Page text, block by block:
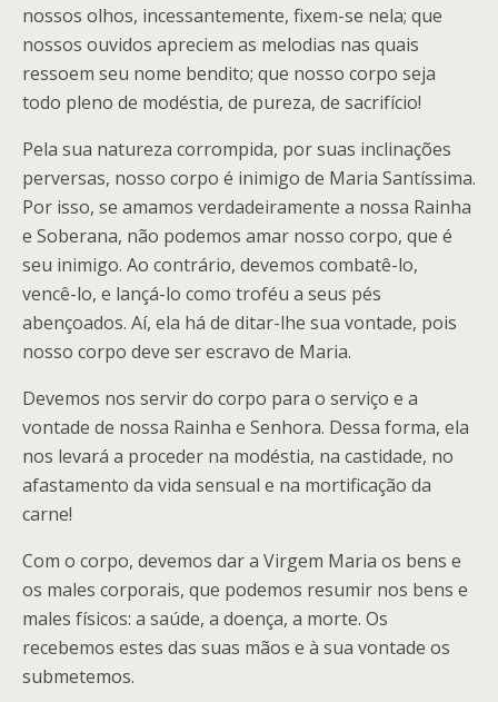
nossos olhos, incessantemente, fixem-se nela; que
nossos ouvidos apreciem as melodias nas quais
ressoem seu nome bendito; que nosso corpo seja
todo pleno de modéstia, de pureza, de sacrifício!
Pela sua natureza corrompida, por suas inclinações
perversas, nosso corpo é inimigo de Maria Santíssima.
Por isso, se amamos verdadeiramente a nossa Rainha
e Soberana, não podemos amar nosso corpo, que é
seu inimigo. Ao contrário, devemos combatê-lo,
vencê-lo, e lançá-lo como troféu a seus pés
abençoados. Aí, ela há de ditar-lhe sua vontade, pois
nosso corpo deve ser escravo de Maria.
Devemos nos servir do corpo para o serviço e a
vontade de nossa Rainha e Senhora. Dessa forma, ela
nos levará a proceder na modéstia, na castidade, no
afastamento da vida sensual e na mortificação da
carne!
Com o corpo, devemos dar a Virgem Maria os bens e
os males corporais, que podemos resumir nos bens e
males físicos: a saúde, a doença, a morte. Os
recebemos estes das suas mãos e à sua vontade os
submetemos.